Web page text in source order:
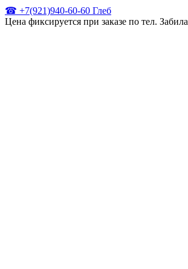
☎ +7(921)940-60-60 Глеб
Цена фиксируется при заказе по тел.